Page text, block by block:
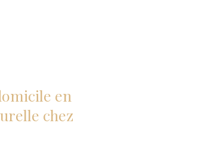
en
chez